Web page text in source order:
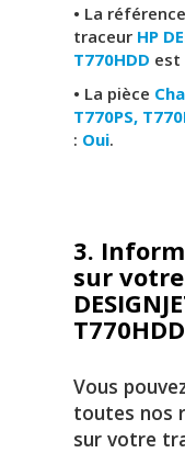
• La
traceur HP
T770HDD est
• La pièce
T770PS,
: Oui.
3.
sur
T770HDD
Vous
toutes nos
sur votre